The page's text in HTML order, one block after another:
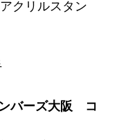
クリルスタン
バーズ大阪 コ